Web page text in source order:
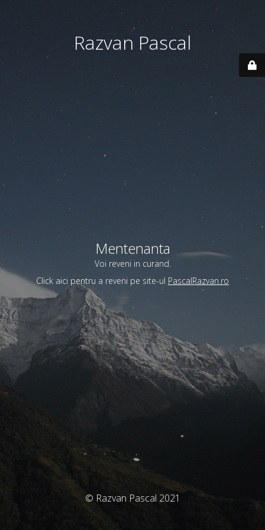
Razvan Pascal
Mentenanta
Voi reveni in curand.
Click aici pentru a reveni pe site-ul PascalRazvan.ro
© Razvan Pascal 2021